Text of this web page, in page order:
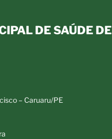
DE SAÚDE DE
– Caruaru/PE